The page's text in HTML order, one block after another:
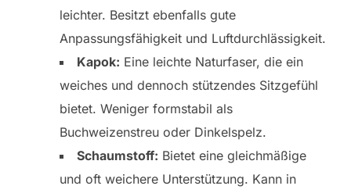
leichter. Besitzt ebenfalls gute
Anpassungsfähigkeit und Luftdurchlässigkeit.
Kapok: Eine leichte Naturfaser, die ein
weiches und dennoch stützendes Sitzgefühl
bietet. Weniger formstabil als
Buchweizenstreu oder Dinkelspelz.
Schaumstoff: Bietet eine gleichmäßige
und oft weichere Unterstützung. Kann in